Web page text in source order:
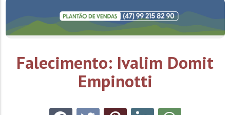
Falecimento: Ivalim Domit
Empinotti